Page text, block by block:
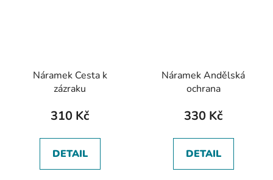
Náramek Cesta k
zázraku
310 Kč
DETAIL
Náramek Andělská
ochrana
330 Kč
DETAIL